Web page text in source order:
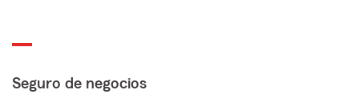
Seguro de negocios